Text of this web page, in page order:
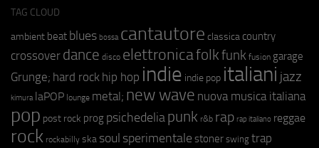
TAG CLOUD
ambient beat blues bossa cantautore classica country
crossover dance disco elettronicafolkfunk fusion garage
Grunge; hard rock hip hop indie indie pop italiani jazz
kimura laPOP lounge metal; new wave nuova musica italiana
pop post rock prog psichedeliapunk r&b rap rap italiano reggae
rock rockabilly ska soul sperimentale stoner swing trap